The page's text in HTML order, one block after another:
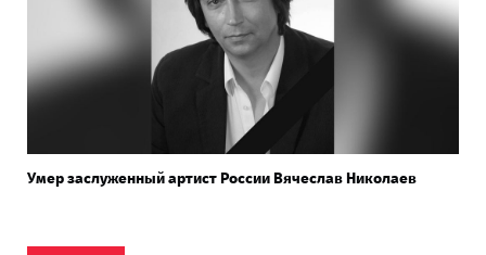
Контакты
О
нас
Умер заслуженный артист России Вячеслав Николаев